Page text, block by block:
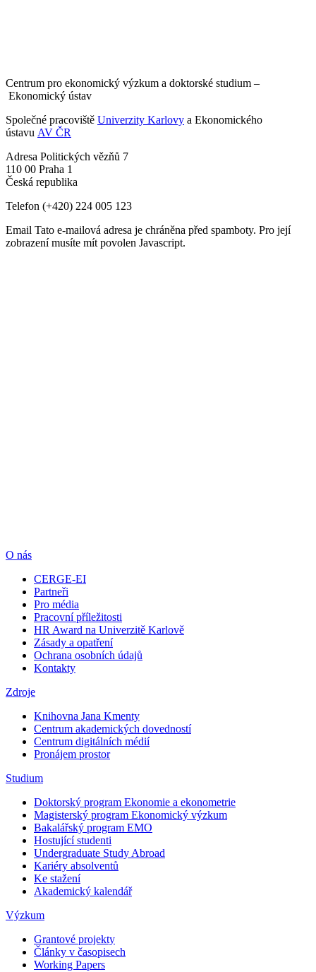
Centrum pro ekonomický výzkum a doktorské studium –
Ekonomický ústav
Společné pracoviště Univerzity Karlovy a Ekonomického
ústavu AV ČR
Adresa Politických vězňů 7
110 00 Praha 1
Česká republika
Telefon (+420) 224 005 123
Email Tato e-mailová adresa je chráněna před spamboty. Pro její
zobrazení musíte mít povolen Javascript.
O nás
CERGE-EI
Partneři
Pro média
Pracovní příležitosti
HR Award na Univerzitě Karlově
Zásady a opatření
Ochrana osobních údajů
Kontakty
Zdroje
Knihovna Jana Kmenty
Centrum akademických dovedností
Centrum digitálních médií
Pronájem prostor
Studium
Doktorský program Ekonomie a ekonometrie
Magisterský program Ekonomický výzkum
Bakalářský program EMO
Hostující studenti
Undergraduate Study Abroad
Kariéry absolventů
Ke stažení
Akademický kalendář
Výzkum
Grantové projekty
Články v časopisech
Working Papers